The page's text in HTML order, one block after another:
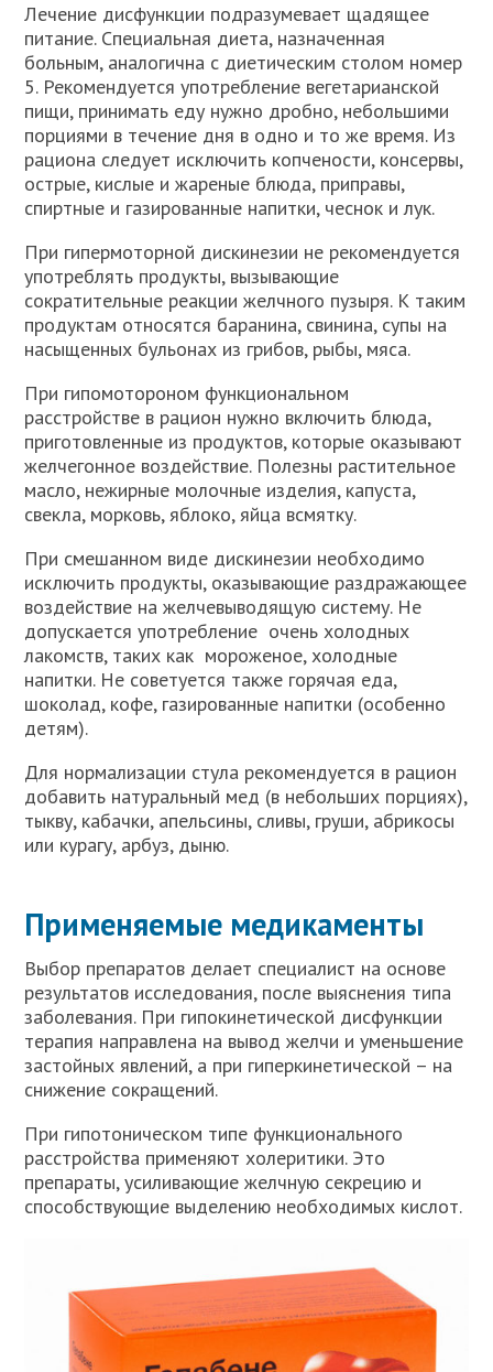
Лечение дисфункции подразумевает щадящее
питание. Специальная диета, назначенная
больным, аналогична с диетическим столом номер
5. Рекомендуется употребление вегетарианской
пищи, принимать еду нужно дробно, небольшими
порциями в течение дня в одно и то же время. Из
рациона следует исключить копчености, консервы,
острые, кислые и жареные блюда, приправы,
спиртные и газированные напитки, чеснок и лук.
При гипермоторной дискинезии не рекомендуется
употреблять продукты, вызывающие
сократительные реакции желчного пузыря. К таким
продуктам относятся баранина, свинина, супы на
насыщенных бульонах из грибов, рыбы, мяса.
При гипомотороном функциональном
расстройстве в рацион нужно включить блюда,
приготовленные из продуктов, которые оказывают
желчегонное воздействие. Полезны растительное
масло, нежирные молочные изделия, капуста,
свекла, морковь, яблоко, яйца всмятку.
При смешанном виде дискинезии необходимо
исключить продукты, оказывающие раздражающее
воздействие на желчевыводящую систему. Не
допускается употребление очень холодных
лакомств, таких как мороженое, холодные
напитки. Не советуется также горячая еда,
шоколад, кофе, газированные напитки (особенно
детям).
Для нормализации стула рекомендуется в рацион
добавить натуральный мед (в небольших порциях),
тыкву, кабачки, апельсины, сливы, груши, абрикосы
или курагу, арбуз, дыню.
Применяемые медикаменты
Выбор препаратов делает специалист на основе
результатов исследования, после выяснения типа
заболевания. При гипокинетической дисфункции
терапия направлена на вывод желчи и уменьшение
застойных явлений, а при гиперкинетической – на
снижение сокращений.
При гипотоническом типе функционального
расстройства применяют холеритики. Это
препараты, усиливающие желчную секрецию и
способствующие выделению необходимых кислот.